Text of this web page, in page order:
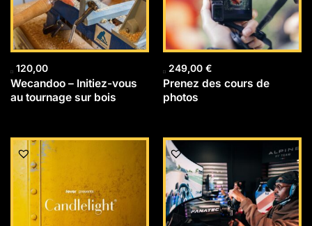
120,00
Wecandoo – Initiez-vous
au tournage sur bois
249,00 €
Prenez des cours de
photos